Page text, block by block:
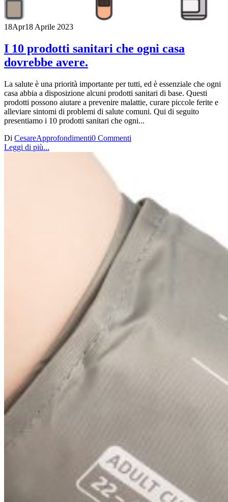
18Apr18 Aprile 2023
I 10 prodotti sanitari che ogni casa
dovrebbe avere.
La salute è una priorità importante per tutti, ed è essenziale che ogni
casa abbia a disposizione alcuni prodotti sanitari di base. Questi
prodotti possono aiutare a prevenire malattie, curare piccole ferite e
alleviare sintomi di problemi di salute comuni. Qui di seguito
presentiamo i 10 prodotti sanitari che ogni...
Di CesareApprofondimenti0 Commenti
Leggi di più...